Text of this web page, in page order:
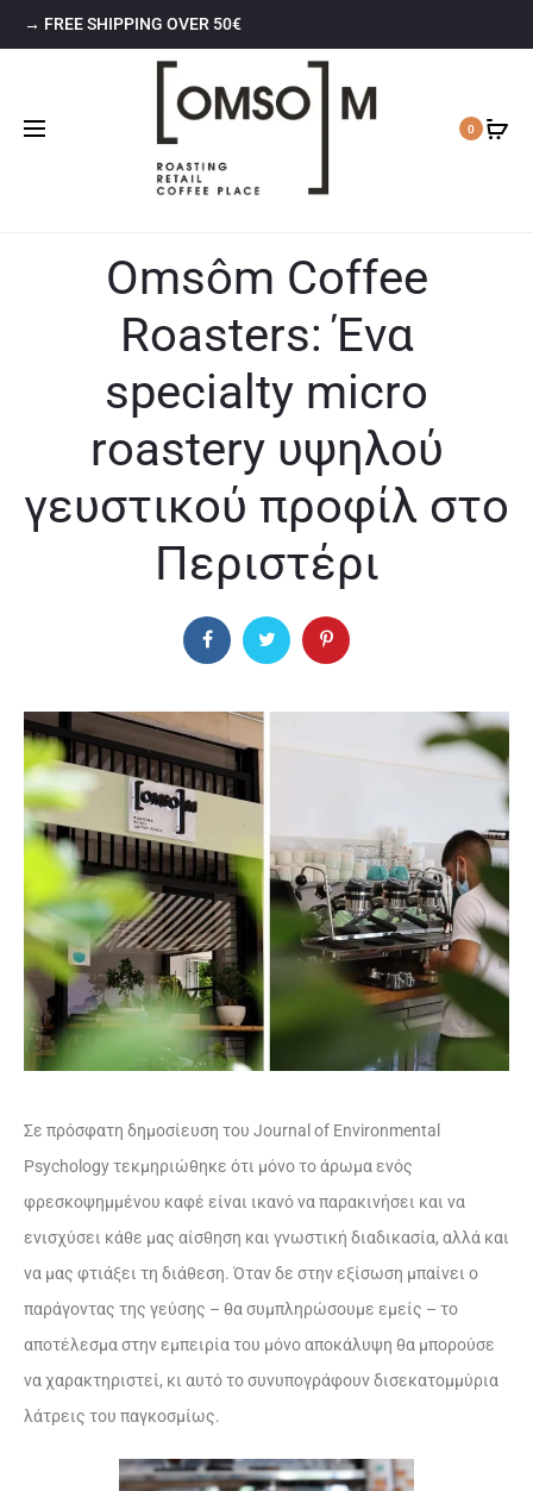
→ FREE SHIPPING OVER 50€
0
Omsôm Coffee
Roasters: Ένα
specialty micro
roastery υψηλού
γευστικού προφίλ στο
Περιστέρι
Σε πρόσφατη δημοσίευση του Journal of Environmental
Psychology τεκμηριώθηκε ότι μόνο το άρωμα ενός
φρεσκοψημμένου καφέ είναι ικανό να παρακινήσει και να
ενισχύσει κάθε μας αίσθηση και γνωστική διαδικασία, αλλά και
να μας φτιάξει τη διάθεση. Όταν δε στην εξίσωση μπαίνει ο
παράγοντας της γεύσης – θα συμπληρώσουμε εμείς – το
αποτέλεσμα στην εμπειρία του μόνο αποκάλυψη θα μπορούσε
να χαρακτηριστεί, κι αυτό το συνυπογράφουν δισεκατομμύρια
λάτρεις του παγκοσμίως.